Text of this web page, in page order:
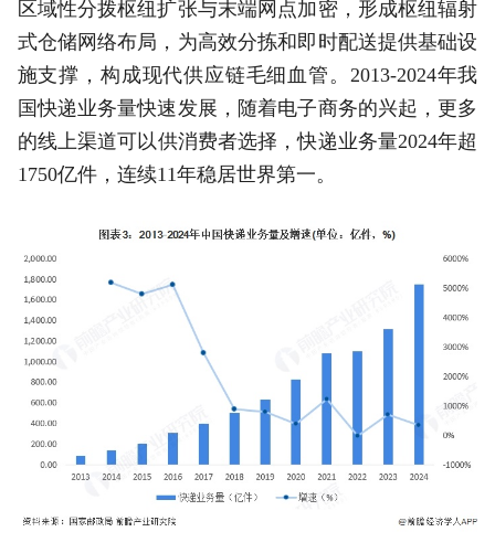
区域性分拨枢纽扩张与末端网点加密，形成枢纽辐射
式仓储网络布局，为高效分拣和即时配送提供基础设
施支撑，构成现代供应链毛细血管。2013-2024年我
国快递业务量快速发展，随着电子商务的兴起，更多
的线上渠道可以供消费者选择，快递业务量2024年超
1750亿件，连续11年稳居世界第一。